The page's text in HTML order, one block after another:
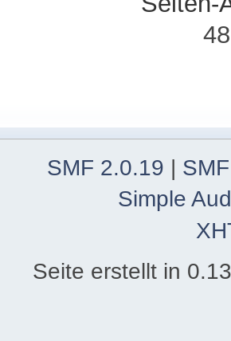
SMF 2.0.19 |
Simple
Seite erstellt in